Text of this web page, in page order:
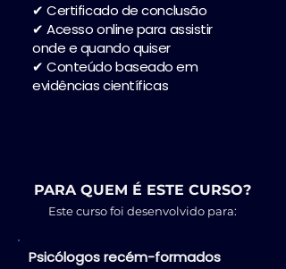
✔ Certificado de conclusão
✔ Acesso online para assistir
onde e quando quiser
✔ Conteúdo baseado em
evidências científicas
PARA QUEM É ESTE CURSO?
Este curso foi desenvolvido para:
Psicólogos recém-formados